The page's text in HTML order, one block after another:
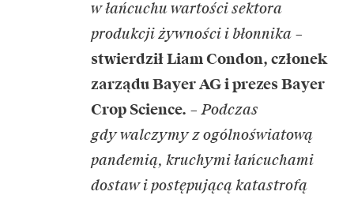
w łańcuchu wartości sektora
produkcji żywności i błonnika –
stwierdził Liam Condon, członek
zarządu Bayer AG i prezes Bayer
Crop Science. –Podczas
gdy walczymy z ogólnoświatową
pandemią, kruchymi łańcuchami
dostaw i postępującą katastrofą